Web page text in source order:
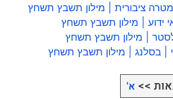
ציבורית | מילון תשבץ תשחץ
ידוע | מילון תשבץ תשחץ
| מילון תשבץ תשחץ
| בסלנג | מילון תשבץ תשחץ
>> א'